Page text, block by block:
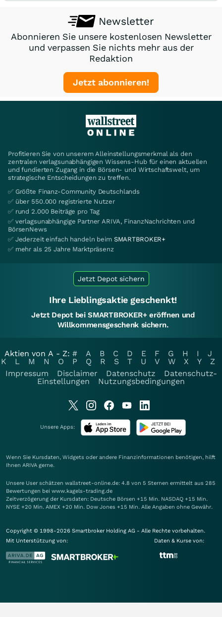
Newsletter
Abonnieren Sie unsere kostenlosen Newsletter
und verpassen Sie nichts mehr aus der
Redaktion
Jetzt abonnieren!
Profitieren Sie von unserem Alleinstellungsmerkmal als den
zentralen verlagsunabhängigen Wissens-Hub für einen aktuellen
und fundierten Zugang in die Börsen- und Wirtschaftswelt, um
strategische Entscheidungen zu treffen.
✅ Größte Finanz-Community Deutschlands
✅ über 550.000 registrierte Nutzer
✅ rund 2.000 Beiträge pro Tag
✅ verlagsunabhängige Partner ARIVA, FinanzNachrichten und
BörsenNews
✅ Jederzeit einfach handeln beim SMARTBROKER+
✅ mehr als 25 Jahre Marktpräsenz
Jetzt Depot sichern
Ihre Lieblingsaktie geschenkt!
Jetzt Depot bei SMARTBROKER+ eröffnen und
Willkommensgeschenk sichern.
Aktien von A - Z: # A B C D E F G H I
J
K
L M N O P Q R S T U V W X Y
Z
Impressum
Disclaimer Datenschutz
Datenschutz-
Einstellungen
Nutzungsbedingungen
Unsere Apps:
Wenn Sie Kursdaten, Widgets oder andere Finanzinformationen benötigen, hilft
Ihnen ARIVA gerne.
Unsere User schätzen wallstreet-online.de: 4.8 von 5 Sternen ermittelt aus 285
Bewertungen bei www.kagels-trading.de
Zeitverzögerung der Kursdaten: Deutsche Börsen +15 Min. NASDAQ +15 Min.
NYSE +20 Min. AMEX +20 Min. Dow Jones +15 Min. Alle Angaben ohne Gewähr.
Copyright © 1998-2026 Smartbroker Holding AG - Alle Rechte vorbehalten.
Mit Unterstützung von:
Daten & Kurse von: